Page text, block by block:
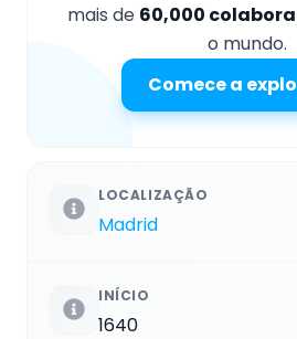
mais de 60,000
o mundo.
Comece a
LOCALIZAÇÃO
Madrid
INÍCIO
1640